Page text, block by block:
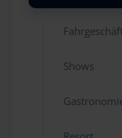
Shows